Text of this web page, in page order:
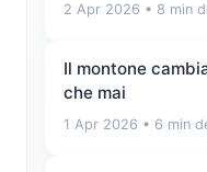
2 Apr 2026 • 8 min
Il montone
che mai
1 Apr 2026 • 6 min